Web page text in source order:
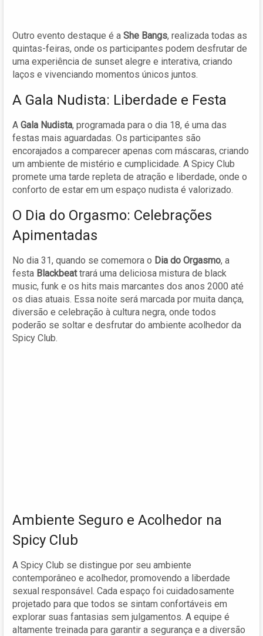
Outro evento destaque é a She Bangs, realizada todas as
quintas-feiras, onde os participantes podem desfrutar de
uma experiência de sunset alegre e interativa, criando
laços e vivenciando momentos únicos juntos.
A Gala Nudista: Liberdade e Festa
A Gala Nudista, programada para o dia 18, é uma das
festas mais aguardadas. Os participantes são
encorajados a comparecer apenas com máscaras, criando
um ambiente de mistério e cumplicidade. A Spicy Club
promete uma tarde repleta de atração e liberdade, onde o
conforto de estar em um espaço nudista é valorizado.
O Dia do Orgasmo: Celebrações
Apimentadas
No dia 31, quando se comemora o Dia do Orgasmo, a
festa Blackbeattrará uma deliciosa mistura de black
music, funk e os hits mais marcantes dos anos 2000 até
os dias atuais. Essa noite será marcada por muita dança,
diversão e celebração à cultura negra, onde todos
poderão se soltar e desfrutar do ambiente acolhedor da
Spicy Club.
Ambiente Seguro e Acolhedor na
Spicy Club
A Spicy Club se distingue por seu ambiente
contemporâneo e acolhedor, promovendo a liberdade
sexual responsável. Cada espaço foi cuidadosamente
projetado para que todos se sintam confortáveis em
explorar suas fantasias sem julgamentos. A equipe é
altamente treinada para garantir a segurança e a diversão